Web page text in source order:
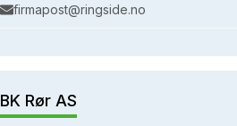
firmapost@ringside.no
BK Rør AS